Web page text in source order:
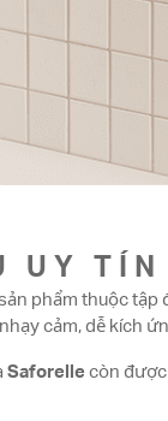
UY TÍN
sản phẩm thuộc tập
cảm, dễ kích
Saforelle còn được